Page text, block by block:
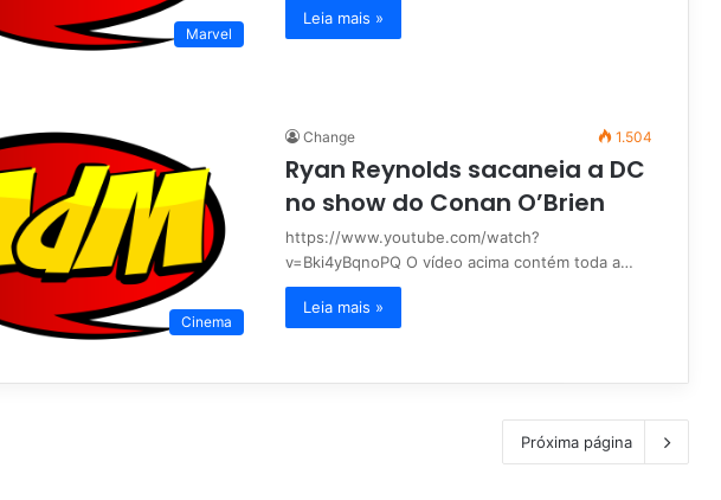
Marvel
Leia mais »
Cinema
Change 1.504
Ryan Reynolds sacaneia a DC
no show do Conan O’Brien
https://www.youtube.com/watch?
v=Bki4yBqnoPQ O vídeo acima contém toda a…
Leia mais »
Próxima página